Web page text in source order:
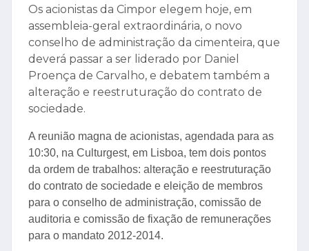
Os acionistas da Cimpor elegem hoje, em
assembleia-geral extraordinária, o novo
conselho de administração da cimenteira, que
deverá passar a ser liderado por Daniel
Proença de Carvalho, e debatem também a
alteração e reestruturação do contrato de
sociedade.
A reunião magna de acionistas, agendada para as
10:30, na Culturgest, em Lisboa, tem dois pontos
da ordem de trabalhos: alteração e reestruturação
do contrato de sociedade e eleição de membros
para o conselho de administração, comissão de
auditoria e comissão de fixação de remunerações
para o mandato 2012-2014.